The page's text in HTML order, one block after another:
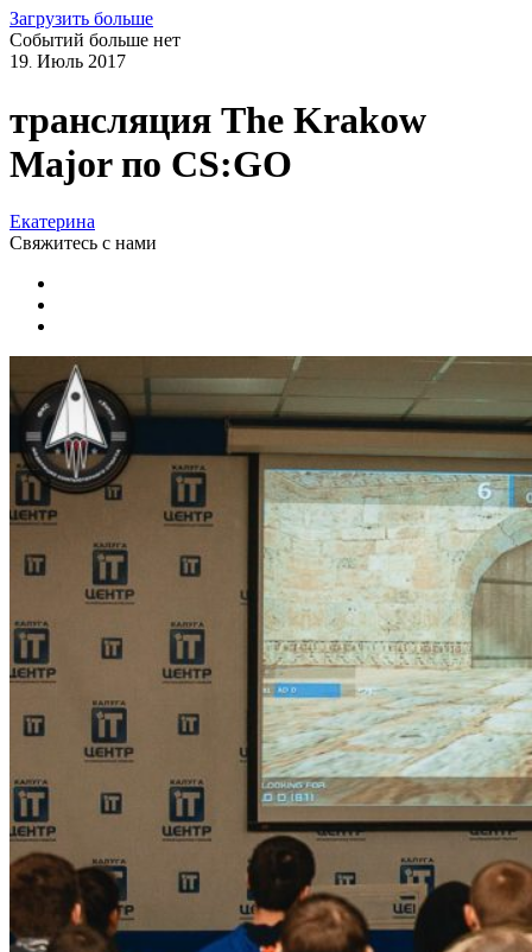
Загрузить больше
Событий больше нет
19. Июль 2017
трансляция The Krakow
Major по CS:GO
Екатерина
Свяжитесь с нами